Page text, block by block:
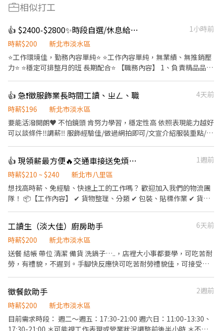
相似打工
👍 $2400-$2800✨時段自選/休息給薪💥隔日領/現場安全人員
1小時前
時薪$200
新北市淡水區
⭐工作環境佳，勤務內容單純⭐ ⭐工作內容單純，無業績、無推銷壓
力⭐ ⭐穩定可排整月的班 長期配合⭐ 【職務內容】 1、負責精品品牌
示，提供活動安全支援。 4、需自備黑西裝、黑領帶、黑皮鞋，黑
襪子，白襯衫 【詳細內容】 ｜薪資｜時薪200；加班依勞基法計算
方式另計(200/H) ｜服裝規定｜需自備黑西裝、黑領帶、黑皮鞋，黑
襪子，白襯衫 ｜班別｜可自選；各時段名額有限，額滿依實際安排
45號 B、Chaumet 2026 HJ Event ｜日期｜8/13-8/17 (實際依安
排為主) ｜時段｜08:30~18:00(實際依安排為主) ｜地點｜淡水區埤
排為主) ｜時段｜10:45~20:15(實際依安排為主) ｜地點｜TPE101
【審核資料】 1.履歷(可使用求職平台履歷，包含基本資訊與最近工
作經歷即可) 2.3-5張本人正面照片(全身、半身以上；穿著西裝正式
服裝"佳") 3.姓名/性別/身高/體重 ⭐另有其他場活動精品保全需求，
凌我人才發展策略顧問股份有限公司保留最終調整及解釋之權利。
👍 急❗️徵服飾業長時間工讀、ㄓㄥ、職
4天前
時薪$196
新北市淡水區
要能活潑開朗♥️ 不怕鏡頭 肯努力學習，穩定性高 依照表現能力越好
可以談條件‼️調薪‼️ 服飾經驗佳/做過網拍即可/文宣介紹服裝重點/後
之整潔及美觀。 ．負責向顧客介紹商品特徵、找符合客人需求服裝/
尺寸。 ．負責在顧客成交後之包貨、收款、交付商品、紀錄記帳本
📒 ♥️假日公休♥️員工旅遊♥️依表現調薪 👏🏻做的不錯可以轉正👏🏻
歡迎正ㄓˊ應徵
👍 現領薪最方便🔥交通車接送免煩惱🚗
1週前
時薪$210 ~ $240
新北市八里區
想找高時薪、免經驗、快速上工的工作嗎？ 歡迎加入我們的物流團
隊！ 📦【工作內容】 ✔ 貨物整理、分類 ✔ 包裝、貼標作業 ✔ 貨品
手也能快速上手 ✅ 工作內容簡單易學 ✅ 彈性報班，自由安排時間 ✅
快速媒合、立即上工 ✅ 現金領薪，不用等待發薪日 加入詢問並報班
快速上工！ 立即加入官方賴 @xinxu 🔥 即時報班｜快速安排｜當天
領現金 🔥！
工讀生（淡大佳）廚房助手
6天前
時薪$200
新北市淡水區
送餐 結帳 帶位 清潔 備貨 洗鍋子…..，店裡大小事都要學，可吃苦耐
勞，有禮貌，不遲到。手腳快反應快可吃苦耐勞禮貌佳，可接受再
法喔！！
徵餐飲助手
2週前
時薪$200
新北市淡水區
目前需求時段： 週二～週五：17:30-21:00 週六日：11:00-13:30、
17:30-21:00 ＊可能視工作表現或營業狀況調整前後半小時 ＊不需